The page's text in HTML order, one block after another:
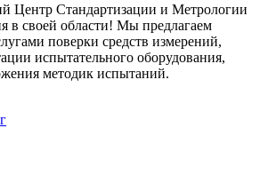
Центр Стандартизации и Метрологии
в своей области! Мы предлагаем
поверки средств измерений,
испытательного оборудования,
методик испытаний.